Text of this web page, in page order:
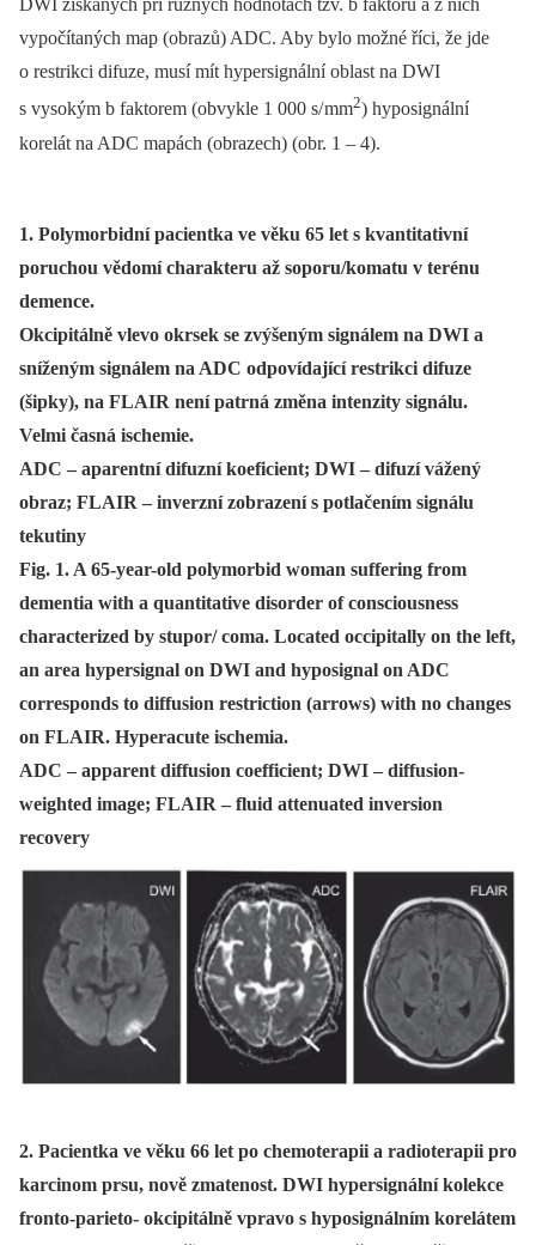
DWI získaných při různých hodnotách tzv. b faktoru a z nich
vypočítaných map (obrazů) ADC. Aby bylo možné říci, že jde
o restrikci difuze, musí mít hypersignální oblast na DWI
s vysokým b faktorem (obvykle 1 000 s/ m­m2) hyposignální
korelát na ADC mapách (obrazech) (obr. 1 –⁠ 4).
1. Polymorbidní pacientka ve věku 65 let s kvantitativní
poruchou vědomí charakteru až soporu/komatu v terénu
demence.
Okcipitálně vlevo okrsek se zvýšeným signálem na DWI a
sníženým signálem na ADC odpovídající restrikci difuze
(šipky), na FLAIR není patrná změna intenzity signálu.
Velmi časná ischemie.
ADC – aparentní difuzní koeficient; DWI – difuzí vážený
obraz; FLAIR – inverzní zobrazení s potlačením signálu
tekutiny
Fig. 1. A 65-year-old polymorbid woman suffering from
dementia with a quantitative disorder of consciousness
characterized by stupor/ coma. Located occipitally on the left,
an area hypersignal on DWI and hyposignal on ADC
corresponds to diffusion restriction (arrows) with no changes
on FLAIR. Hyperacute ischemia.
ADC – apparent diffusion coefficient; DWI – diffusion-
weighted image; FLAIR – fluid attenuated inversion
recovery
2. Pacientka ve věku 66 let po chemoterapii a radioterapii pro
karcinom prsu, nově zmatenost. DWI hypersignální kolekce
fronto-parieto- okcipitálně vpravo s hyposignálním korelátem